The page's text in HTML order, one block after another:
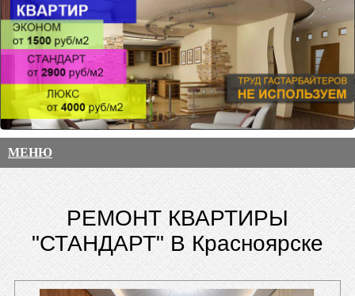
МЕНЮ
РЕМОНТ КВАРТИРЫ
"СТАНДАРТ" В Красноярске